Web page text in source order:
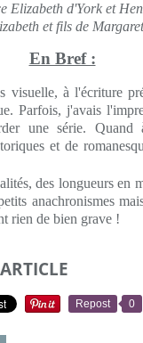
Elizabeth d'York et
et fils de
En Bref :
visuelle, à l'écriture
Parfois, j'avais
une série. Quand
et de
des longueurs en
anachronismes
rien de bien grave !
Repost 0